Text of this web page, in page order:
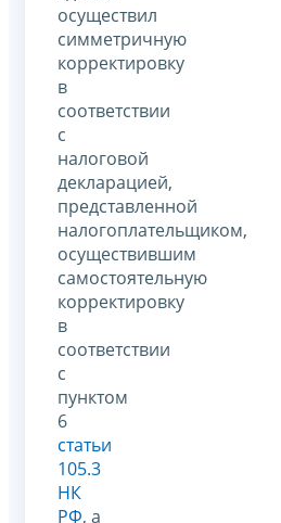
осуществил
симметричную
корректировку
в
соответствии
с
налоговой
декларацией,
представленной
налогоплательщиком,
осуществившим
самостоятельную
корректировку
в
соответствии
с
пунктом
6
статьи
105.3
НК
РФ, а